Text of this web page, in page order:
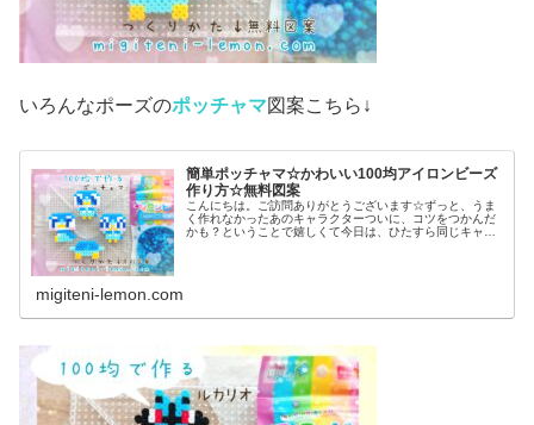
いろんなポーズのポッチャマ図案こちら↓
簡単ポッチャマ☆かわいい100均アイロンビーズ
作り方☆無料図案
こんにちは。ご訪問ありがとうございます☆ずっと、うま
く作れなかったあのキャラクターついに、コツをつかんだ
かも？ということで嬉しくて今日は、ひたすら同じキャラ
migiteni-lemon.com